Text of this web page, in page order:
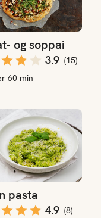
og soppai
3.9 (15)
60 min
pasta
4.9 (8)